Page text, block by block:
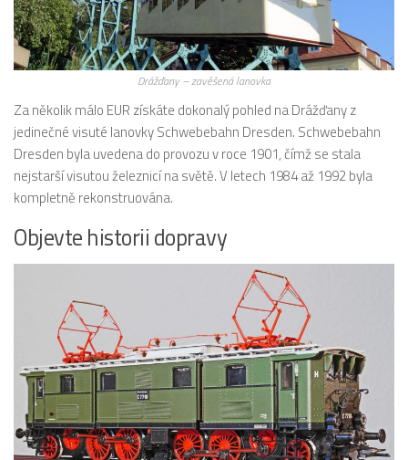
Drážďany – zavěšená lanovka
Za několik málo EUR získáte dokonalý pohled na Drážďany z
jedinečné visuté lanovky Schwebebahn Dresden. Schwebebahn
Dresden byla uvedena do provozu v roce 1901, čímž se stala
nejstarší visutou železnicí na světě. V letech 1984 až 1992 byla
kompletně rekonstruována.
Objevte historii dopravy